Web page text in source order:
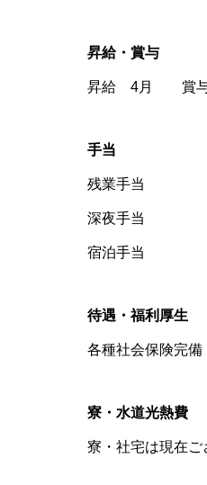
昇給・賞与
昇給 4月 賞与
手当
残業手当
深夜手当
宿泊手当
待遇・福利厚生
各種社会保険完備
寮・水道光熱費
寮・社宅は現在